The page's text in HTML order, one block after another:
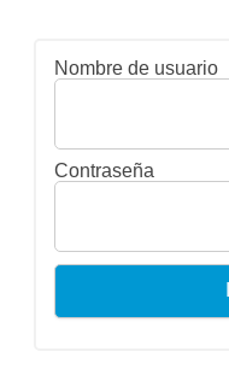
Nombre de usuario
Contraseña